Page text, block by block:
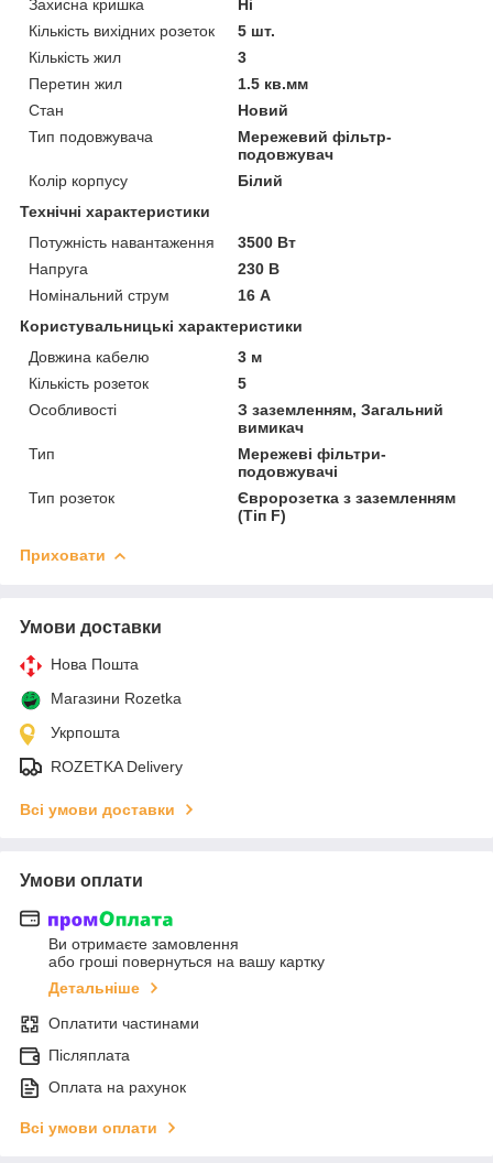
Захисна кришка
Ні
Кількість вихідних розеток
5 шт.
Кількість жил
3
Перетин жил
1.5 кв.мм
Стан
Новий
Тип подовжувача
Мережевий фільтр-
подовжувач
Колір корпусу
Білий
Технічні характеристики
Потужність навантаження
3500 Вт
Напруга
230 В
Номінальний струм
16 А
Користувальницькі характеристики
Довжина кабелю
3 м
Кількість розеток
5
Особливості
З заземленням, Загальний
вимикач
Тип
Мережеві фільтри-
подовжувачі
Тип розеток
Євророзетка з заземленням
(Тіп F)
Приховати
Умови доставки
Нова Пошта
Магазини Rozetka
Укрпошта
ROZETKA Delivery
Всі умови доставки
Умови оплати
Ви отримаєте замовлення
або гроші повернуться на вашу картку
Детальніше
Оплатити частинами
Післяплата
Оплата на рахунок
Всі умови оплати